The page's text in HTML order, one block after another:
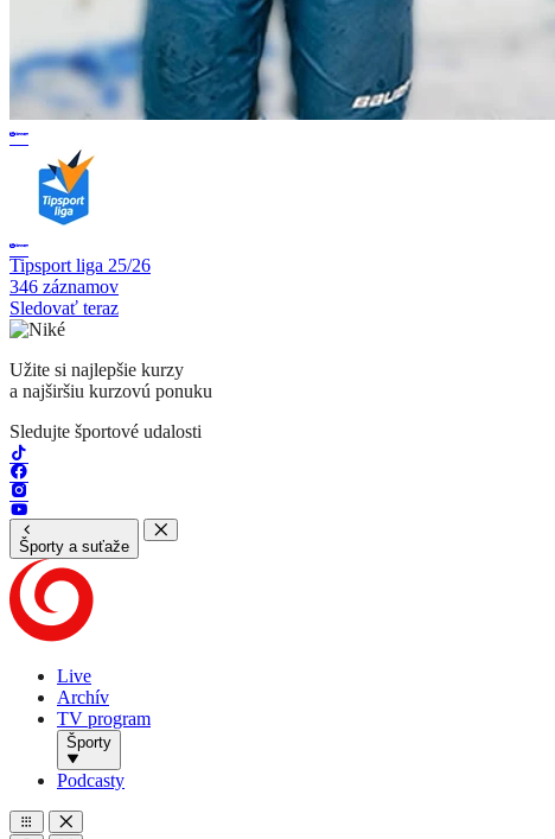
Tipsport liga 25/26
346 záznamov
Sledovať teraz
Užite si najlepšie kurzy
a najširšiu kurzovú ponuku
Sledujte športové udalosti
Športy a suťaže
Live
Archív
TV program
Športy
Podcasty